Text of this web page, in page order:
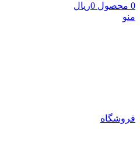
0 محصول 0ریال
منو
فروشگاه